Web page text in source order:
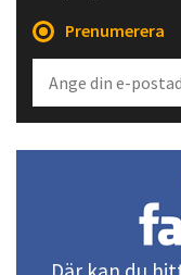
Prenumerera